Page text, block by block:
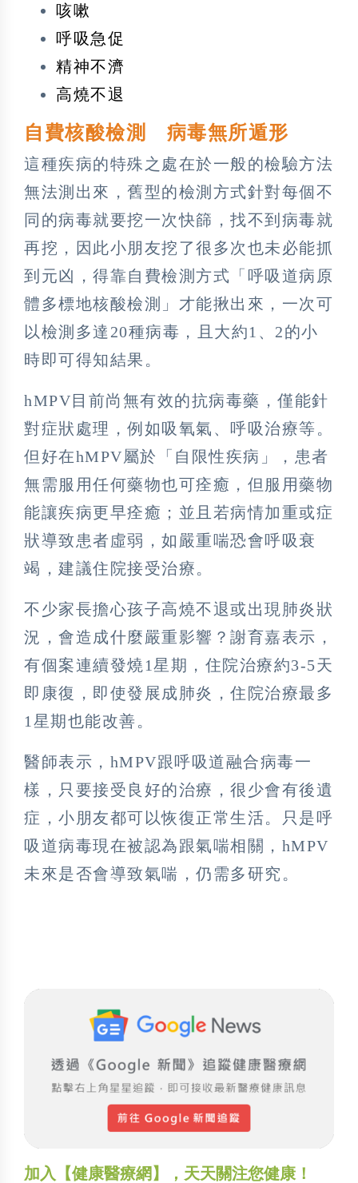
咳嗽
呼吸急促
精神不濟
高燒不退
自費核酸檢測 病毒無所遁形
這種疾病的特殊之處在於一般的檢驗方法
無法測出來，舊型的檢測方式針對每個不
同的病毒就要挖一次快篩，找不到病毒就
再挖，因此小朋友挖了很多次也未必能抓
到元凶，得靠自費檢測方式「呼吸道病原
體多標地核酸檢測」才能揪出來，一次可
以檢測多達20種病毒，且大約1、2的小
時即可得知結果。
hMPV目前尚無有效的抗病毒藥，僅能針
對症狀處理，例如吸氧氣、呼吸治療等。
但好在hMPV屬於「自限性疾病」，患者
無需服用任何藥物也可痊癒，但服用藥物
能讓疾病更早痊癒；並且若病情加重或症
狀導致患者虛弱，如嚴重喘恐會呼吸衰
竭，建議住院接受治療。
不少家長擔心孩子高燒不退或出現肺炎狀
況，會造成什麼嚴重影響？謝育嘉表示，
有個案連續發燒1星期，住院治療約3-5天
即康復，即使發展成肺炎，住院治療最多
1星期也能改善。
醫師表示，hMPV跟呼吸道融合病毒一
樣，只要接受良好的治療，很少會有後遺
症，小朋友都可以恢復正常生活。只是呼
吸道病毒現在被認為跟氣喘相關，hMPV
未來是否會導致氣喘，仍需多研究。
加入【健康醫療網】，天天關注您健康！